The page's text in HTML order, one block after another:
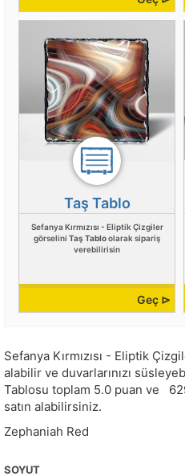
Taş Tablo
Sefanya Kırmızısı - Eliptik Çizgiler
görselini Taş Tabloolarak sipariş
verebilirisin
Geç ⊳
Sefanya Kırmızısı - Eliptik
alabilir ve duvarlarınızı
Tablosu toplam 5.0 puan ve
satın alabilirsiniz.
Zephaniah Red
SOYUT